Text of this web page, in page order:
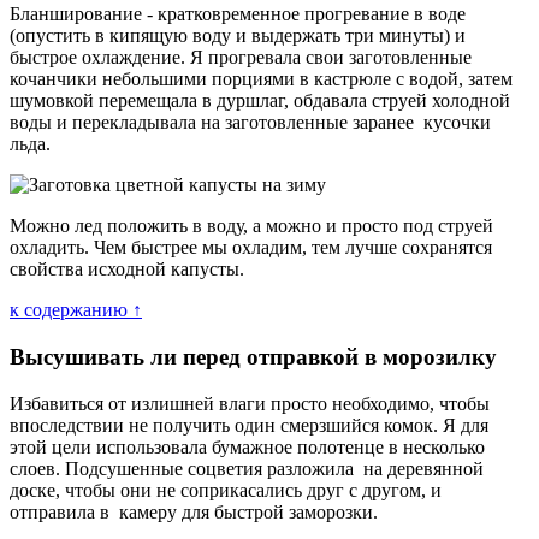
Бланширование - кратковременное прогревание в воде
(опустить в кипящую воду и выдержать три минуты) и
быстрое охлаждение. Я прогревала свои заготовленные
кочанчики небольшими порциями в кастрюле с водой, затем
шумовкой перемещала в дуршлаг, обдавала струей холодной
воды и перекладывала на заготовленные заранее кусочки
льда.
Можно лед положить в воду, а можно и просто под струей
охладить. Чем быстрее мы охладим, тем лучше сохранятся
свойства исходной капусты.
к содержанию ↑
Высушивать ли перед отправкой в морозилку
Избавиться от излишней влаги просто необходимо, чтобы
впоследствии не получить один смерзшийся комок. Я для
этой цели использовала бумажное полотенце в несколько
слоев. Подсушенные соцветия разложила на деревянной
доске, чтобы они не соприкасались друг с другом, и
отправила в камеру для быстрой заморозки.